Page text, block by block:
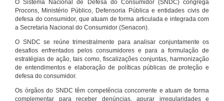
O Sistema Nacional de Defesa do Consumidor (SNDC) congrega
Procons, Ministério Público, Defensoria Pública e entidades civis de
defesa do consumidor, que atuam de forma articulada e integrada com
a Secretaria Nacional do Consumidor (Senacon).
O SNDC se reúne trimestralmente para analisar conjuntamente os
desafios enfrentados pelos consumidores e para a formulação de
estratégias de ação, tais como, fiscalizações conjuntas, harmonização
de entendimentos e elaboração de políticas públicas de proteção e
defesa do consumidor.
Os órgãos do SNDC têm competência concorrente e atuam de forma
complementar para receber denúncias, apurar irregularidades e